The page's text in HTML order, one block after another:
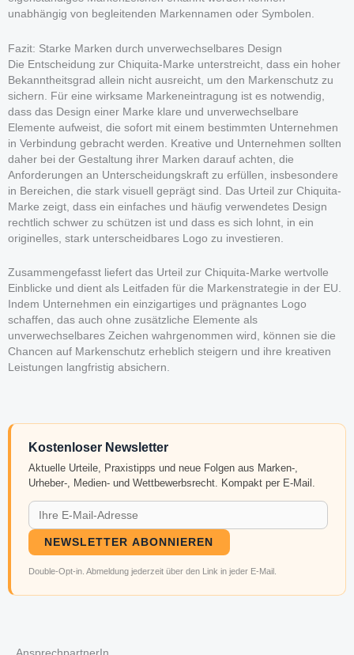
unabhängig von begleitenden Markennamen oder Symbolen.
Fazit: Starke Marken durch unverwechselbares Design
Die Entscheidung zur Chiquita-Marke unterstreicht, dass ein hoher
Bekanntheitsgrad allein nicht ausreicht, um den Markenschutz zu
sichern. Für eine wirksame Markeneintragung ist es notwendig,
dass das Design einer Marke klare und unverwechselbare
Elemente aufweist, die sofort mit einem bestimmten Unternehmen
in Verbindung gebracht werden. Kreative und Unternehmen sollten
daher bei der Gestaltung ihrer Marken darauf achten, die
Anforderungen an Unterscheidungskraft zu erfüllen, insbesondere
in Bereichen, die stark visuell geprägt sind. Das Urteil zur Chiquita-
Marke zeigt, dass ein einfaches und häufig verwendetes Design
rechtlich schwer zu schützen ist und dass es sich lohnt, in ein
originelles, stark unterscheidbares Logo zu investieren.
Zusammengefasst liefert das Urteil zur Chiquita-Marke wertvolle
Einblicke und dient als Leitfaden für die Markenstrategie in der EU.
Indem Unternehmen ein einzigartiges und prägnantes Logo
schaffen, das auch ohne zusätzliche Elemente als
unverwechselbares Zeichen wahrgenommen wird, können sie die
Chancen auf Markenschutz erheblich steigern und ihre kreativen
Leistungen langfristig absichern.
Kostenloser Newsletter
Aktuelle Urteile, Praxistipps und neue Folgen aus Marken-,
Urheber-, Medien- und Wettbewerbsrecht. Kompakt per E-Mail.
NEWSLETTER ABONNIEREN
Double-Opt-in. Abmeldung jederzeit über den Link in jeder E-Mail.